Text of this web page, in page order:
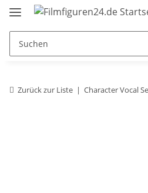
Zurück zur Liste Character Vocal